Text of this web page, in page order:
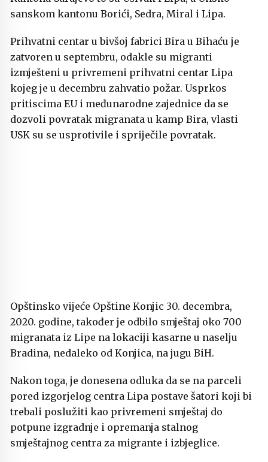
sanskom kantonu Borići, Sedra, Miral i Lipa.
Prihvatni centar u bivšoj fabrici Bira u Bihaću je
zatvoren u septembru, odakle su migranti
izmješteni u privremeni prihvatni centar Lipa
kojeg je u decembru zahvatio požar. Usprkos
pritiscima EU i međunarodne zajednice da se
dozvoli povratak migranata u kamp Bira, vlasti
USK su se usprotivile i spriječile povratak.
Opštinsko vijeće Opštine Konjic 30. decembra,
2020. godine, također je odbilo smještaj oko 700
migranata iz Lipe na lokaciji kasarne u naselju
Bradina, nedaleko od Konjica, na jugu BiH.
Nakon toga, je donesena odluka da se na parceli
pored izgorjelog centra Lipa postave šatori koji bi
trebali poslužiti kao privremeni smještaj do
potpune izgradnje i opremanja stalnog
smještajnog centra za migrante i izbjeglice.